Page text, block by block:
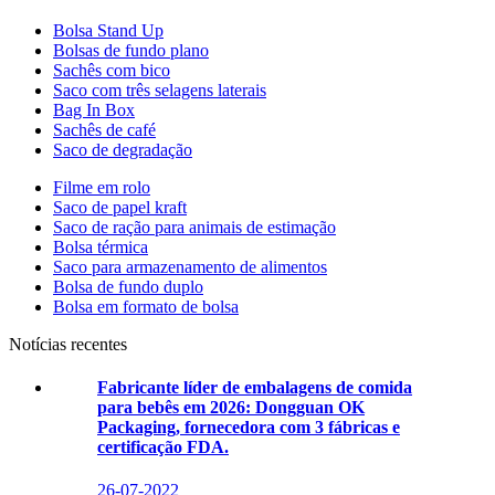
Bolsa Stand Up
Bolsas de fundo plano
Sachês com bico
Saco com três selagens laterais
Bag In Box
Sachês de café
Saco de degradação
Filme em rolo
Saco de papel kraft
Saco de ração para animais de estimação
Bolsa térmica
Saco para armazenamento de alimentos
Bolsa de fundo duplo
Bolsa em formato de bolsa
Notícias recentes
Fabricante líder de embalagens de comida
para bebês em 2026: Dongguan OK
Packaging, fornecedora com 3 fábricas e
certificação FDA.
26-07-2022